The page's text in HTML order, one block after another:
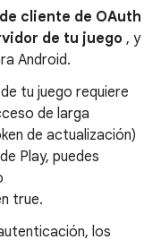
cliente de OAuth
de tu juego , y
Android.
tu juego requiere
de larga
de actualización)
Play, puedes
true.
los